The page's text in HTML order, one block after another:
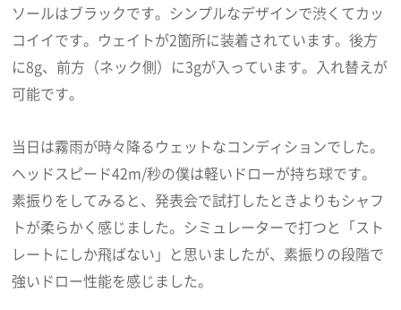
ソールはブラックです。シンプルなデザインで渋くてカッ
コイイです。ウェイトが2箇所に装着されています。後方
に8g、前方（ネック側）に3gが入っています。入れ替えが
可能です。
当日は霧雨が時々降るウェットなコンディションでした。
ヘッドスピード42m/秒の僕は軽いドローが持ち球です。
素振りをしてみると、発表会で試打したときよりもシャフ
トが柔らかく感じました。シミュレーターで打つと「スト
レートにしか飛ばない」と思いましたが、素振りの段階で
強いドロー性能を感じました。